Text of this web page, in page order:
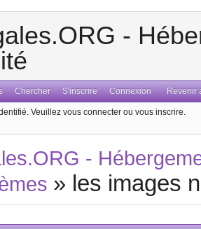
-
Chercher S'inscrire Connexion Revenir
Veuillez vous connecter ou vous inscrire.
-
» les images